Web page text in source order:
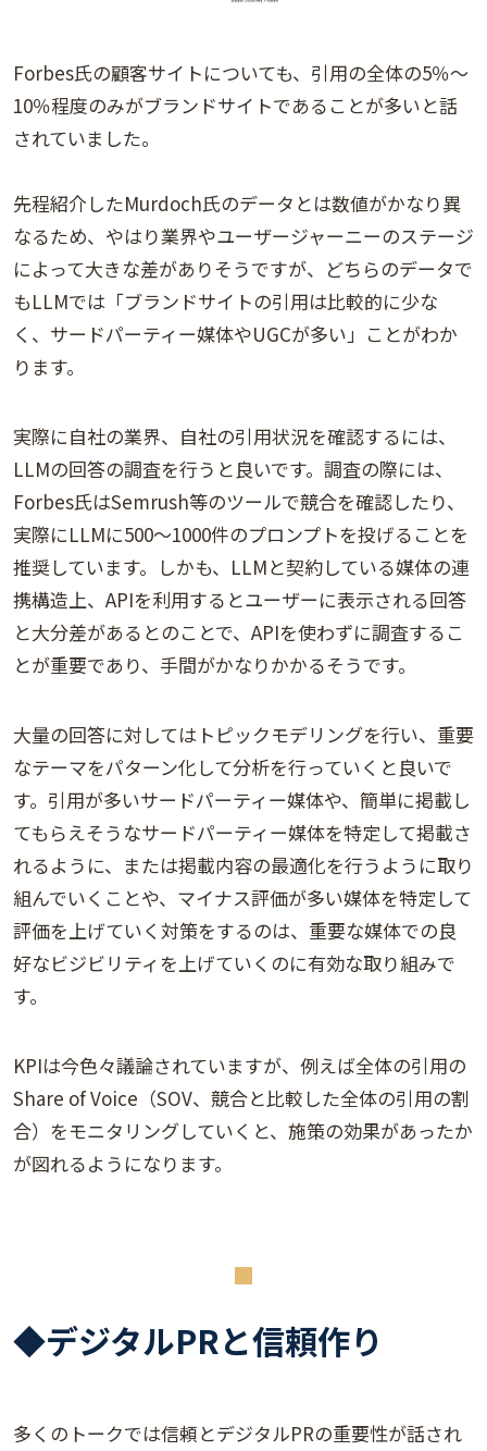
Forbes氏の顧客サイトについても、引用の全体の5％～
10％程度のみがブランドサイトであることが多いと話
されていました。
先程紹介したMurdoch氏のデータとは数値がかなり異
なるため、やはり業界やユーザージャーニーのステージ
によって大きな差がありそうですが、どちらのデータで
もLLMでは「ブランドサイトの引用は比較的に少な
く、サードパーティー媒体やUGCが多い」ことがわか
ります。
実際に自社の業界、自社の引用状況を確認するには、
LLMの回答の調査を行うと良いです。調査の際には、
Forbes氏はSemrush等のツールで競合を確認したり、
実際にLLMに500～1000件のプロンプトを投げることを
推奨しています。しかも、LLMと契約している媒体の連
携構造上、APIを利用するとユーザーに表示される回答
と大分差があるとのことで、APIを使わずに調査するこ
とが重要であり、手間がかなりかかるそうです。
大量の回答に対してはトピックモデリングを行い、重要
なテーマをパターン化して分析を行っていくと良いで
す。引用が多いサードパーティー媒体や、簡単に掲載し
てもらえそうなサードパーティー媒体を特定して掲載さ
れるように、または掲載内容の最適化を行うように取り
組んでいくことや、マイナス評価が多い媒体を特定して
評価を上げていく対策をするのは、重要な媒体での良
好なビジビリティを上げていくのに有効な取り組みで
す。
KPIは今色々議論されていますが、例えば全体の引用の
Share of Voice（SOV、競合と比較した全体の引用の割
合）をモニタリングしていくと、施策の効果があったか
が図れるようになります。
◆デジタルPRと信頼作り
多くのトークでは信頼とデジタルPRの重要性が話され